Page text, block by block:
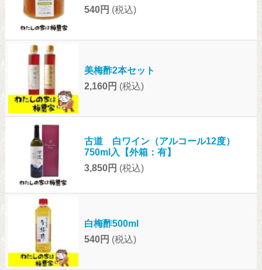
540円 (税込)
美梅酢2本セット
2,160円 (税込)
古道 白ワイン（アルコール12度）
750ml入【外箱：有】
3,850円 (税込)
白梅酢500ml
540円 (税込)